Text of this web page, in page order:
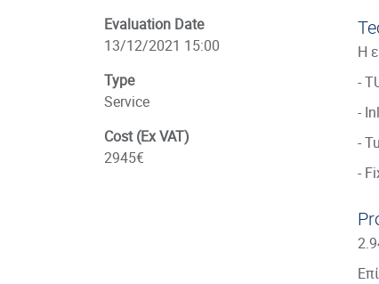
Evaluation Date
13/12/2021 15:00
Type
Service
Cost (Ex VAT)
2945€
Η
-
-
-
-